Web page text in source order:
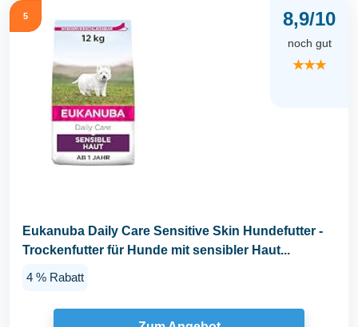
5 8,9/10
noch gut
★★★
Eukanuba Daily Care Sensitive Skin Hundefutter -
Trockenfutter für Hunde mit sensibler Haut...
4 % Rabatt